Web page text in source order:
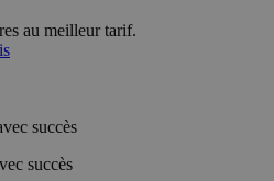
au meilleur tarif.
succès
succès